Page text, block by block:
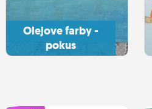
Olejove farby -
pokus